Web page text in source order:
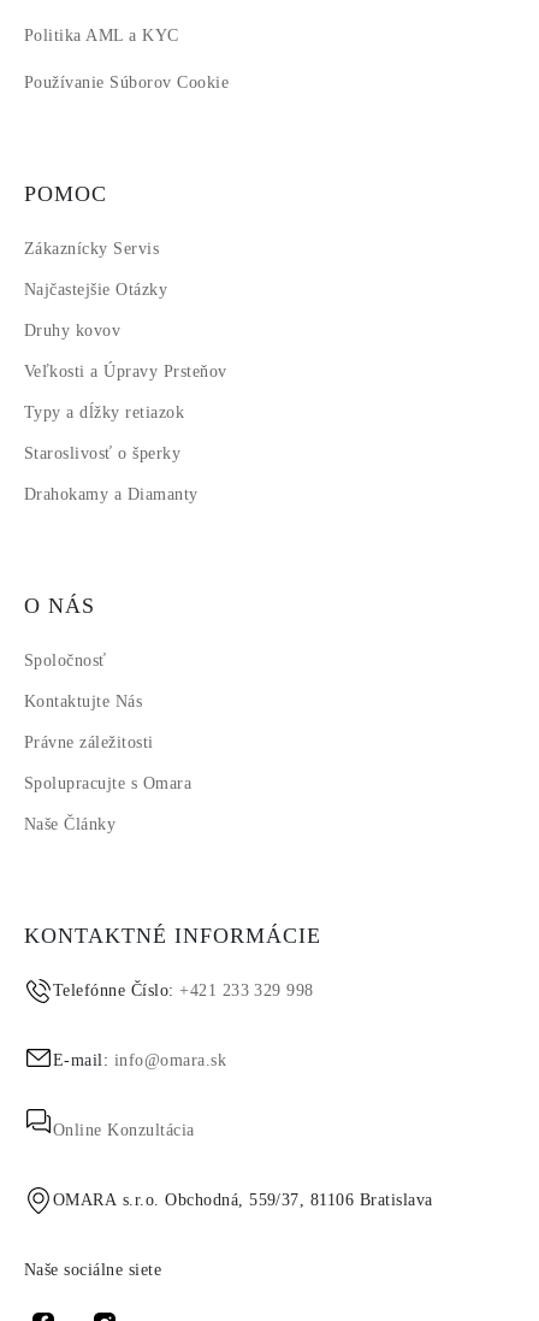
Politika AML a KYC
Používanie Súborov Cookie
POMOC
Zákaznícky Servis
Najčastejšie Otázky
Druhy kovov
Veľkosti a Úpravy Prsteňov
Typy a dĺžky retiazok
Staroslivosť o šperky
Drahokamy a Diamanty
O NÁS
Spoločnosť
Kontaktujte Nás
Právne záležitosti
Spolupracujte s Omara
Naše Články
KONTAKTNÉ INFORMÁCIE
Telefónne Číslo:+421 233 329 998
E-mail: info@omara.sk
Online Konzultácia
OMARA s.r.o. Obchodná, 559/37, 81106 Bratislava
Naše sociálne siete